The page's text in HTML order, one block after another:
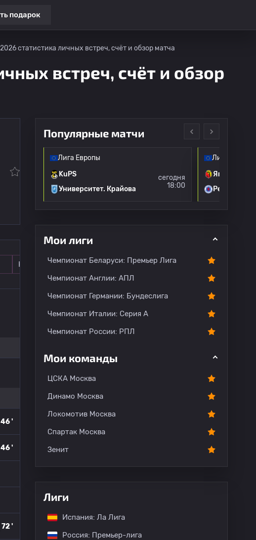
подарок
статистика личных встреч, счёт и обзор матча
встреч, счёт и обзор
Комментарии
46 '
46 '
72 '
Популярные матчи
сегодня
Лига Европы
KuPS
Университет. Крайова
сегодня
18:00
Лига Европы
Ягеллония
Рейнджерс
Мои лиги
Чемпионат Беларуси: Премьер Лига
Чемпионат Англии: АПЛ
Чемпионат Германии: Бундеслига
Чемпионат Италии: Серия А
Чемпионат России: РПЛ
Мои команды
ЦСКА Москва
Динамо Москва
Локомотив Москва
Спартак Москва
Зенит
Лиги
Испания: Ла Лига
Россия: Премьер-лига